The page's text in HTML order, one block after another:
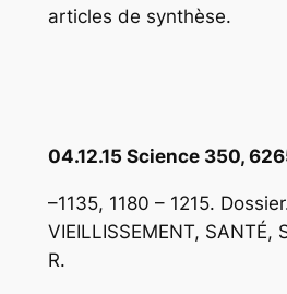
articles de synthèse.
04.12.15 Science 350,
–1135, 1180 – 1215.
VIEILLISSEMENT, SANTÉ,
R.